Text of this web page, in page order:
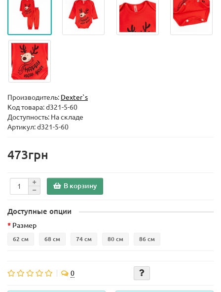
Производитель: Dexter`s
Код товара:d321-5-60
Доступность: На складе
Артикул: d321-5-60
473грн
В корзину
Доступные опции
Размер
62 см 68 см 74 см 80 см 86 см
0